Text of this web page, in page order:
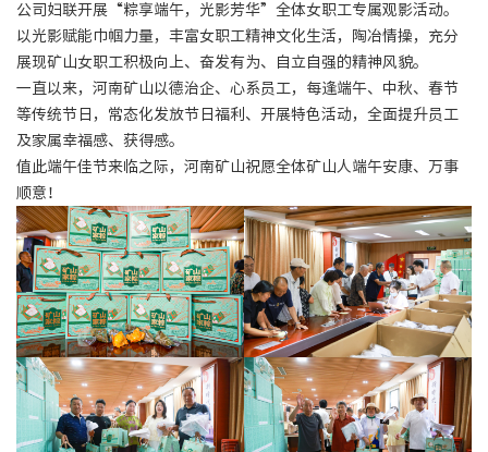
公司妇联开展“粽享端午，光影芳华”全体女职工专属观影活动。
以光影赋能巾帼力量，丰富女职工精神文化生活，陶冶情操，充分
展现矿山女职工积极向上、奋发有为、自立自强的精神风貌。
一直以来，河南矿山以德治企、心系员工，每逢端午、中秋、春节
等传统节日，常态化发放节日福利、开展特色活动，全面提升员工
及家属幸福感、获得感。
值此端午佳节来临之际，河南矿山祝愿全体矿山人端午安康、万事
顺意！